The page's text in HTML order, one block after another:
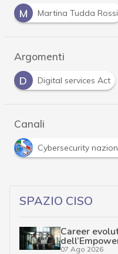
M
Martina Tudda Rossi
Argomenti
F
facebook G
Canali
Cybersecurity
SPAZIO CISO
Career
07 Ago 2026